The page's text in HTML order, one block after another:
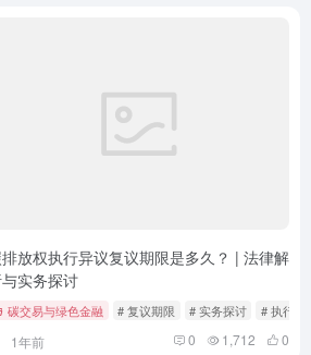
放权执行异议复议期限是多久？ | 法律解
实务探讨
碳交易与绿色金融 # 复议期限 # 实务探讨 # 执行异议
1年前 0 1,712 0